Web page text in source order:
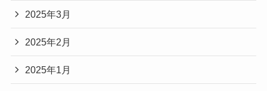
2025年3月
2025年2月
2025年1月